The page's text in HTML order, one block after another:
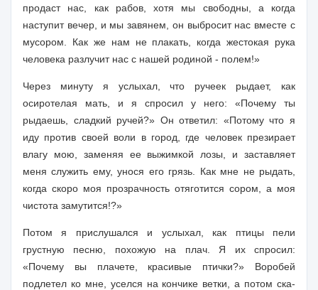
продаст нас, как рабов, хотя мы свободны, а когда
наступит вечер, и мы завянем, он выбросит нас вместе с
мусором. Как же нам не пла­кать, когда жестокая рука
человека разлучит нас с нашей родиной - полем!»
Через минуту я услыхал, что ручеек рыдает, как
осиротелая мать, и я спросил у него: «Почему ты
рыдаешь, сладкий ручей?» Он ответил: «Потому что я
иду против своей воли в город, где человек презирает
влагу мою, заменяя ее выжимкой лозы, и заставляет
меня служить ему, унося его грязь. Как мне не рыдать,
когда скоро моя прозрач­ность отяготится сором, а моя
чистота замутится!?»
Потом я прислушался и услыхал, как птицы пели
грустную песню, похожую на плач. Я их спросил:
«Почему вы плачете, красивые птич­ки?» Воробей
подлетел ко мне, уселся на кончике ветки, а потом ска­